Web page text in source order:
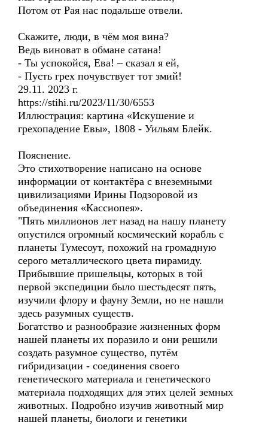
Потом от Рая нас подальше отвели.
Скажите, люди, в чём моя вина?
Ведь виноват в обмане сатана!
- Ты успокойся, Ева! – сказал я ей,
- Пусть грех почувствует тот змий!
29.11. 2023 г.
https://stihi.ru/2023/11/30/6553
Иллюстрация: картина «Искушение и
грехопадение Евы», 1808 - Уильям Блейк.
Пояснение.
Это стихотворение написано на основе
информации от контактёра с внеземными
цивилизациями Ирины Подзоровой из
объединения «Кассиопея».
"Пять миллионов лет назад на нашу планету
опустился огромный космический корабль с
планеты Тумесоут, похожий на громадную
серого металлического цвета пирамиду.
Прибывшие пришельцы, которых в той
первой экспедиции было шестьдесят пять,
изучили флору и фауну Земли, но не нашли
здесь разумных существ.
Богатство и разнообразие жизненных форм
нашей планеты их поразило и они решили
создать разумное существо, путём
гибридизации - соединения своего
генетического материала и генетического
материала подходящих для этих целей земных
животных. Подробно изучив животный мир
нашей планеты, биологи и генетики